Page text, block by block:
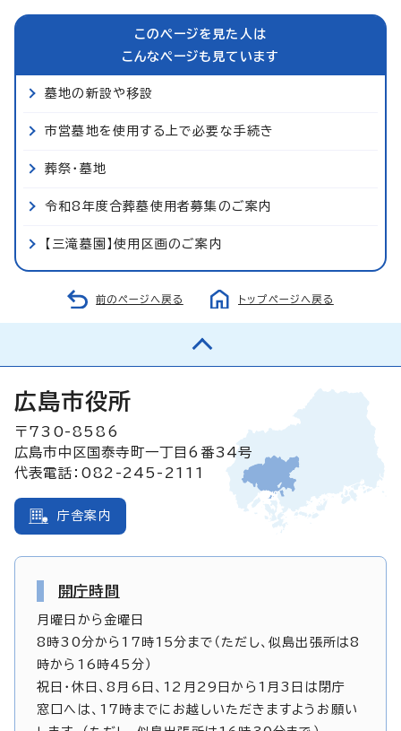
このページを見た人は
こんなページも見ています
墓地の新設や移設
市営墓地を使用する上で必要な手続き
葬祭・墓地
令和8年度合葬墓使用者募集のご案内
【三滝墓園】使用区画のご案内
前のページへ戻る トップページへ戻る
広島市役所
〒730-8586
広島市中区国泰寺町一丁目6番34号
代表電話：082-245-2111
庁舎案内
開庁時間
月曜日から金曜日
8時30分から17時15分まで（ただし、似島出張所は8
時から16時45分）
祝日・休日、8月6日、12月29日から1月3日は閉庁
窓口へは、17時までにお越しいただきますようお願い